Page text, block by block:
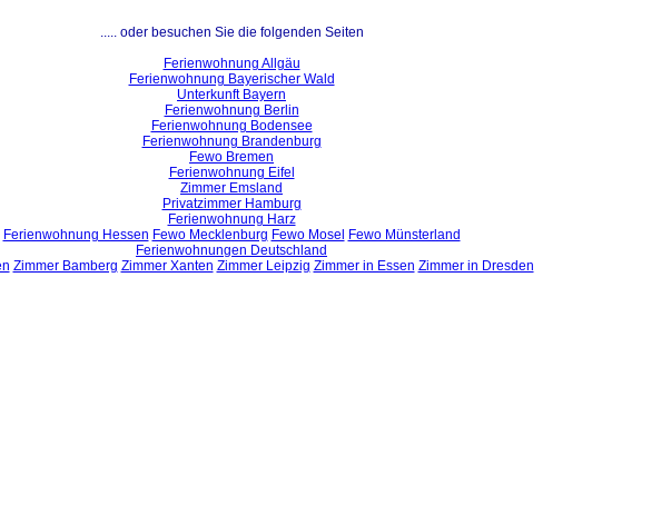
..... oder besuchen Sie die folgenden Seiten
Ferienwohnung Allgäu
Ferienwohnung Bayerischer Wald
Unterkunft Bayern
Ferienwohnung Berlin
Ferienwohnung Bodensee
Ferienwohnung Brandenburg
Fewo Bremen
Ferienwohnung Eifel
Zimmer Emsland
Privatzimmer Hamburg
Ferienwohnung Harz
Ferienwohnung Hessen Fewo Mecklenburg Fewo Mosel
Fewo Münsterland
Ferienwohnungen Deutschland
Zimmer Bamberg Zimmer Xanten Zimmer Leipzig Zimmer in Essen Zimmer in Dresden